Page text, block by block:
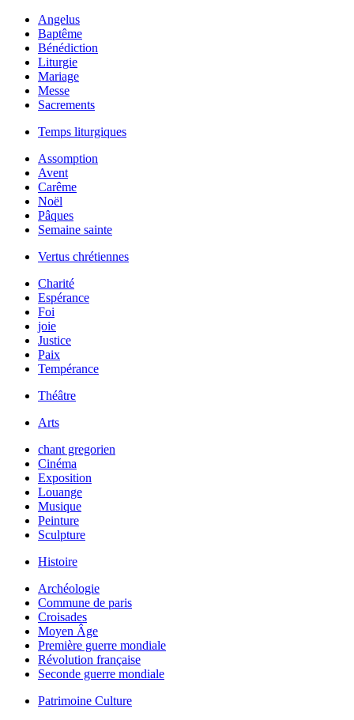
Angelus
Baptême
Bénédiction
Liturgie
Mariage
Messe
Sacrements
Temps liturgiques
Assomption
Avent
Carême
Noël
Pâques
Semaine sainte
Vertus chrétiennes
Charité
Espérance
Foi
joie
Justice
Paix
Tempérance
Théâtre
Arts
chant gregorien
Cinéma
Exposition
Louange
Musique
Peinture
Sculpture
Histoire
Archéologie
Commune de paris
Croisades
Moyen Âge
Première guerre mondiale
Révolution française
Seconde guerre mondiale
Patrimoine Culture